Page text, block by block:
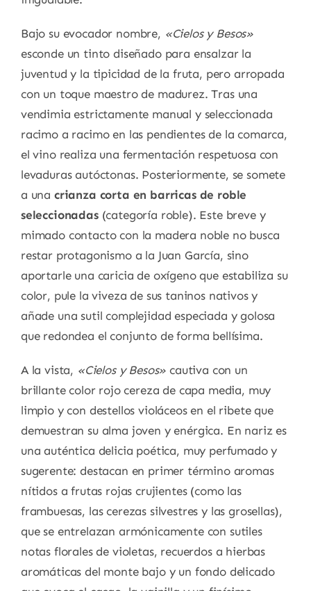
Bajo su evocador nombre, «Cielos y Besos»
esconde un tinto diseñado para ensalzar la
juventud y la tipicidad de la fruta, pero arropada
con un toque maestro de madurez. Tras una
vendimia estrictamente manual y seleccionada
racimo a racimo en las pendientes de la comarca,
el vino realiza una fermentación respetuosa con
levaduras autóctonas. Posteriormente, se somete
a una crianza corta en barricas de roble
seleccionadas(categoría roble). Este breve y
mimado contacto con la madera noble no busca
restar protagonismo a la Juan García, sino
aportarle una caricia de oxígeno que estabiliza su
color, pule la viveza de sus taninos nativos y
añade una sutil complejidad especiada y golosa
que redondea el conjunto de forma bellísima.
A la vista, «Cielos y Besos» cautiva con un
brillante color rojo cereza de capa media, muy
limpio y con destellos violáceos en el ribete que
demuestran su alma joven y enérgica. En nariz es
una auténtica delicia poética, muy perfumado y
sugerente: destacan en primer término aromas
nítidos a frutas rojas crujientes (como las
frambuesas, las cerezas silvestres y las grosellas),
que se entrelazan armónicamente con sutiles
notas florales de violetas, recuerdos a hierbas
aromáticas del monte bajo y un fondo delicado